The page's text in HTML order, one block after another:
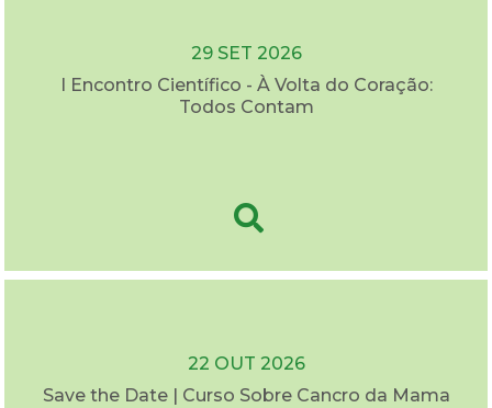
29 SET 2026
I Encontro Científico - À Volta do Coração:
Todos Contam
22 OUT 2026
Save the Date | Curso Sobre Cancro da Mama